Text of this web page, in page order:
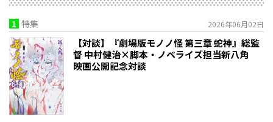
1 特集 2026年06月02日
【対談】『劇場版モノノ怪 第三章 蛇神』総監
督 中村健治×脚本・ノベライズ担当新八角
映画公開記念対談